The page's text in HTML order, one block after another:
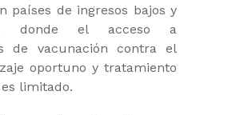
países de ingresos bajos y
donde el acceso a
de vacunación contra el
oportuno y tratamiento
limitado.